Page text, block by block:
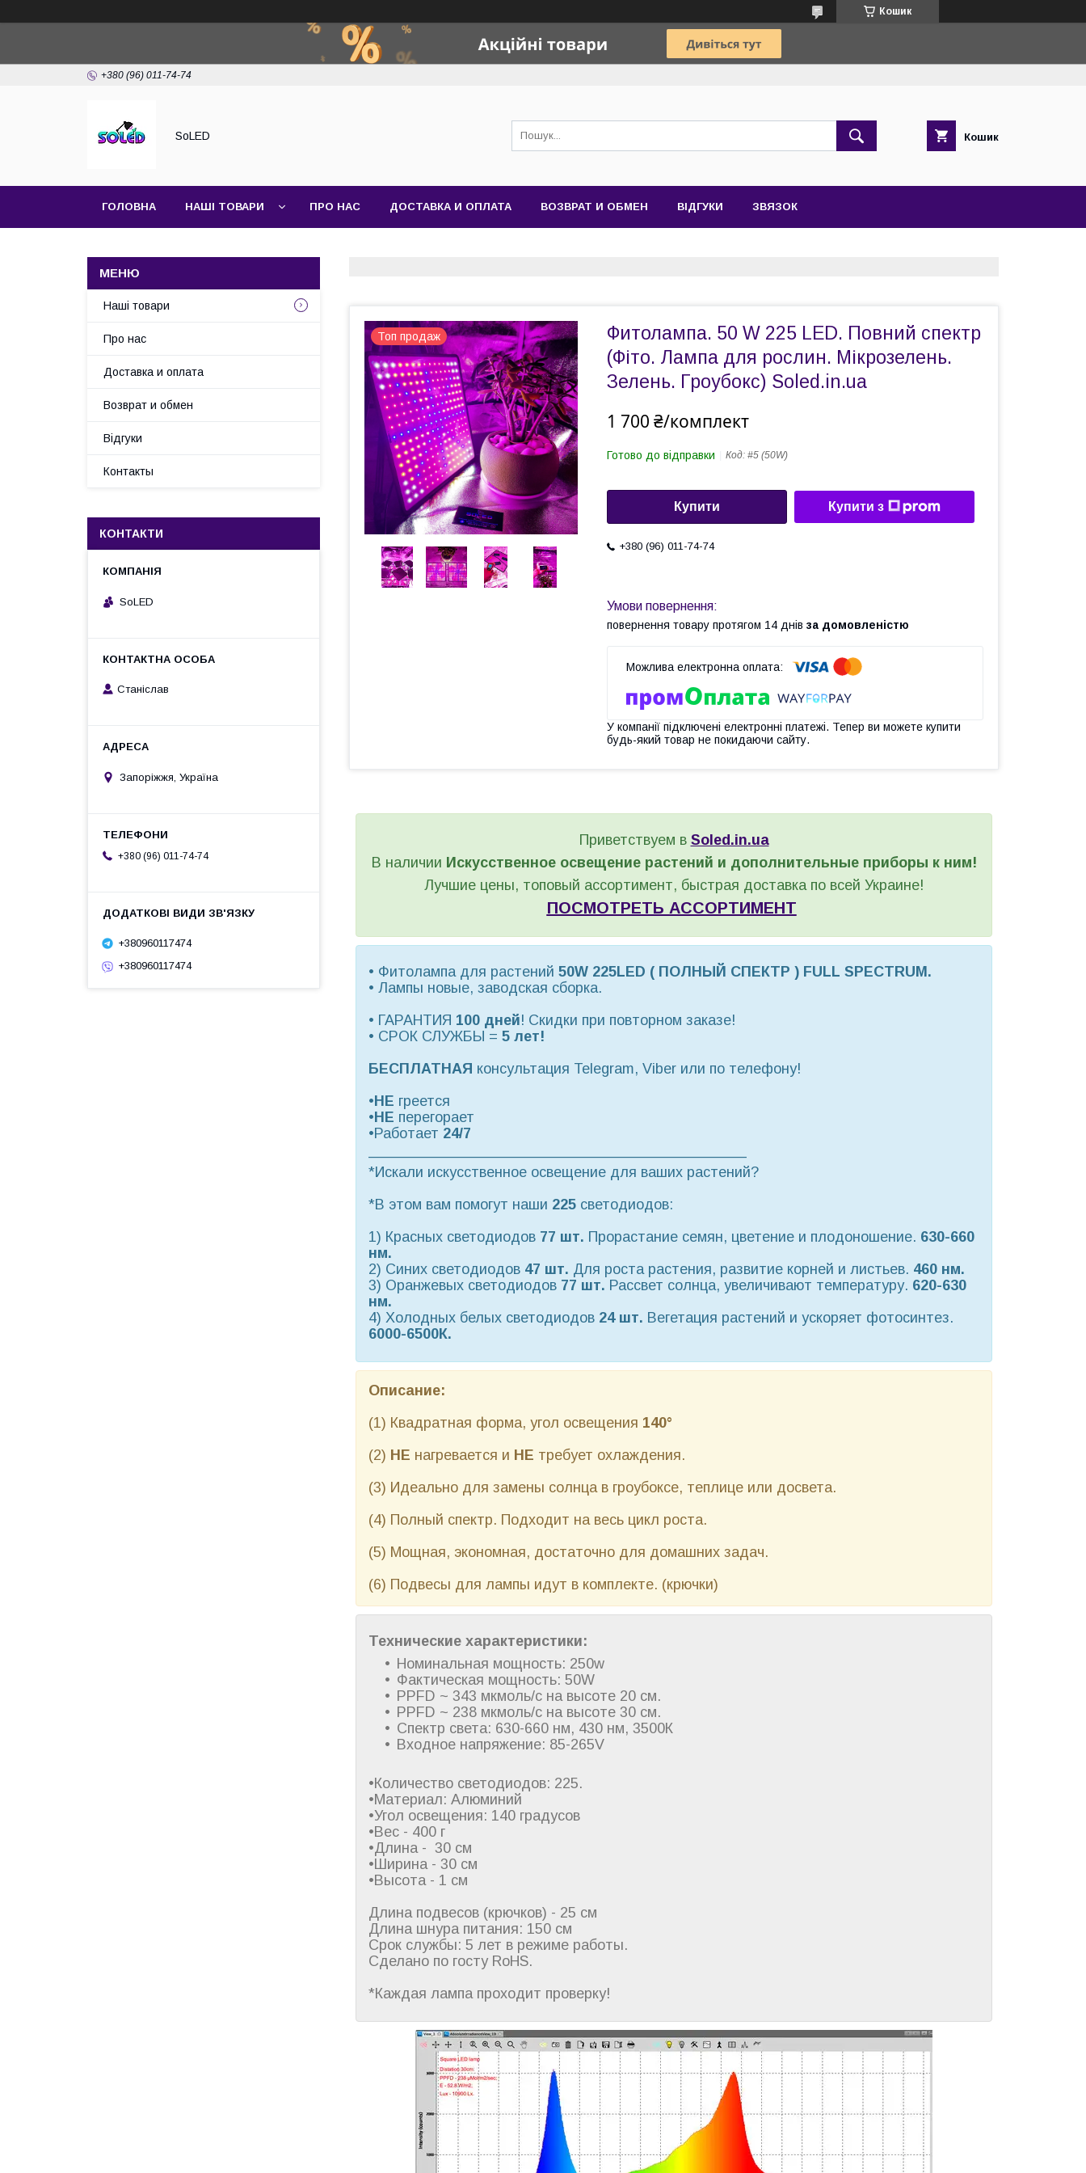
Кошик
+380 (96) 011-74-74
SoLED Кошик
ГОЛОВНА НАШІ ТОВАРИ ПРО НАС ДОСТАВКА И ОПЛАТА ВОЗВРАТ И ОБМЕН ВІДГУКИ ЗВЯЗОК
Топ продаж
Фитолампа. 50 W 225 LED. Повний спектр
(Фіто. Лампа для рослин. Мікрозелень.
Зелень. Гроубокс) Soled.in.ua
1 700 ₴/комплект
Готово до відправки Код: #5 (50W)
Купити Купити з
+380 (96) 011-74-74
повернення товару протягом 14 днів за домовленістю
У компанії підключені електронні платежі. Тепер ви можете купити
будь-який товар не покидаючи сайту.
Приветствуем в Soled.in.ua
В наличии Искусственное освещение растений и дополнительные приборы к ним!
Лучшие цены, топовый ассортимент, быстрая доставка по всей Украине!
ПОСМОТРЕТЬ АССОРТИМЕНТ
• Фитолампа для растений 50W 225LED ( ПОЛНЫЙ СПЕКТР ) FULL SPECTRUM.
• Лампы новые, заводская сборка.
• ГАРАНТИЯ 100 дней! Скидки при повторном заказе!
• СРОК СЛУЖБЫ = 5 лет!
БЕСПЛАТНАЯ консультация Telegram, Viber или по телефону!
•НЕ греется
•НЕ перегорает
•Работает 24/7
——————————————————————————
*Искали искусственное освещение для ваших растений?
*В этом вам помогут наши 225 светодиодов:
1) Красных светодиодов 77 шт. Прорастание семян, цветение и плодоношение. 630-660
нм.
2) Синих светодиодов 47 шт. Для роста растения, развитие корней и листьев. 460 нм.
3) Оранжевых светодиодов 77 шт. Рассвет солнца, увеличивают температуру. 620-630
нм.
4) Холодных белых светодиодов 24 шт. Вегетация растений и ускоряет фотосинтез.
6000-6500К.
Описание:
(1) Квадратная форма, угол освещения 140°
(2) НЕ нагревается и НЕ требует охлаждения.
(3) Идеально для замены солнца в гроубоксе, теплице или досвета.
(4) Полный спектр. Подходит на весь цикл роста.
(5) Мощная, экономная, достаточно для домашних задач.
(6) Подвесы для лампы идут в комплекте. (крючки)
Технические характеристики:
Номинальная мощность: 250w
Фактическая мощность: 50W
PPFD ~ 343 мкмоль/с на высоте 20 см.
PPFD ~ 238 мкмоль/с на высоте 30 см.
Спектр света: 630-660 нм, 430 нм, 3500К
Входное напряжение: 85-265V
•Количество светодиодов: 225.
•Материал: Алюминий
•Угол освещения: 140 градусов
•Вес - 400 г
•Длина - 30 см
•Ширина - 30 см
•Высота - 1 см
Длина подвесов (крючков) - 25 см
Длина шнура питания: 150 см
Срок службы: 5 лет в режиме работы.
Сделано по госту RoHS.
*Каждая лампа проходит проверку!
Наші товари
Про нас
Доставка и оплата
Возврат и обмен
Відгуки
Контакты
КОНТАКТИ
SoLED
Станіслав
Запоріжжя, Україна
+380 (96) 011-74-74
+380960117474
+380960117474